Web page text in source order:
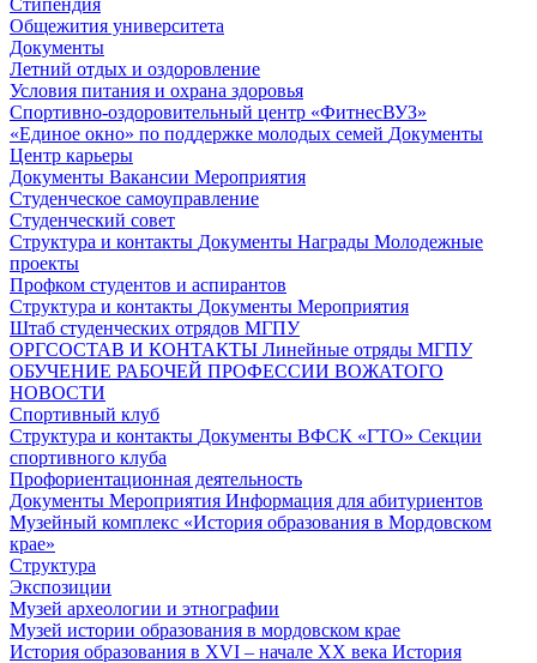
Общежития университета
Документы
Летний отдых и оздоровление
Условия питания и охрана здоровья
Спортивно-оздоровительный центр «ФитнесВУЗ»
«Единое окно» по поддержке молодых семей Документы
Центр карьеры
Документы Вакансии Мероприятия
Студенческое самоуправление
Студенческий совет
Структура и контакты Документы Награды Молодежные
проекты
Профком студентов и аспирантов
Структура и контакты Документы Мероприятия
Штаб студенческих отрядов МГПУ
ОРГСОСТАВ И КОНТАКТЫ Линейные отряды МГПУ
ОБУЧЕНИЕ РАБОЧЕЙ ПРОФЕССИИ ВОЖАТОГО
НОВОСТИ
Спортивный клуб
Структура и контакты Документы ВФСК «ГТО» Секции
спортивного клуба
Профориентационная деятельность
Документы Мероприятия Информация для абитуриентов
Музейный комплекс «История образования в Мордовском
крае»
Структура
Экспозиции
Музей археологии и этнографии
Музей истории образования в мордовском крае
История образования в XVI – начале XX века История